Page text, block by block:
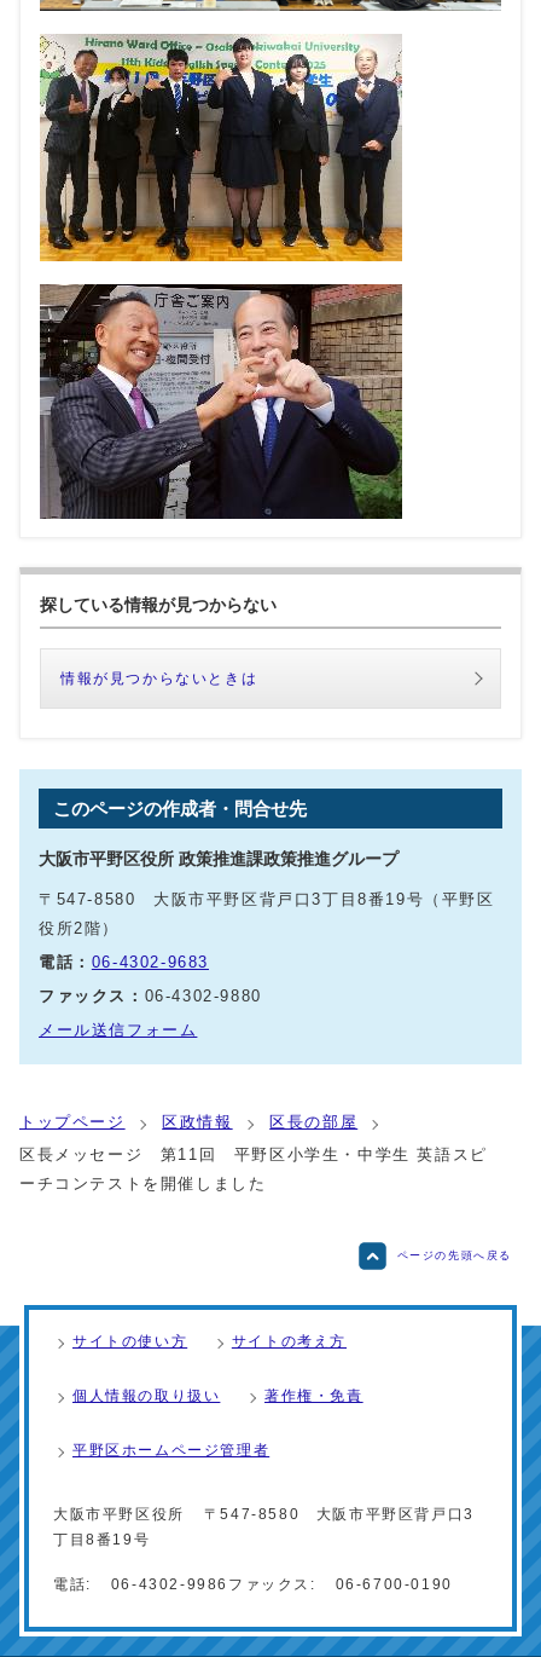
探している情報が見つからない
情報が見つからないときは
このページの作成者・問合せ先
大阪市平野区役所 政策推進課政策推進グループ
〒547-8580 大阪市平野区背戸口3丁目8番19号（平野区
役所2階）
電話： 06-4302-9683
ファックス： 06-4302-9880
メール送信フォーム
トップページ 区政情報
区長の部屋
区長メッセージ 第11回 平野区小学生・中学生 英語スピ
ーチコンテストを開催しました
ページの先頭へ戻る
サイトの使い方 サイトの考え方
個人情報の取り扱い 著作権・免責
平野区ホームページ管理者
大阪市平野区役所
〒547-8580 大阪市平野区背戸口3
丁目8番19号
電話: 06-4302-9986 ファックス: 06-6700-0190